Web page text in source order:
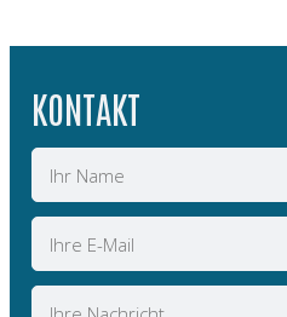
KONTAKT
Name
E-
Mail
Nachricht